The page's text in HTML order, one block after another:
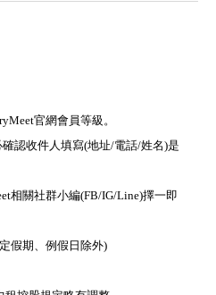
官網會員等級。
認收件人填寫(地址/電話/姓名)是
相關社群小編(FB/IG/Line)擇一即
假期、例假日除外)